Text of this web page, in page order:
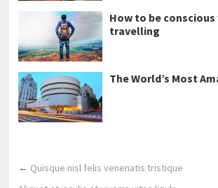
How to be conscious
travelling
The World’s Most
← Quisque nisl felis venenatis tristique